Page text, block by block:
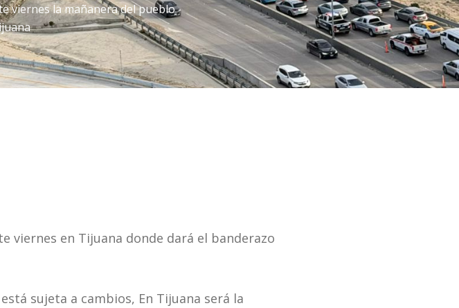
viernes la mañanera del pueblo
viernes en Tijuana donde dará el banderazo
sujeta a cambios, En Tijuana será la